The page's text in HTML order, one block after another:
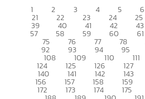
1 2 3 4 5 6
21 22 23 24 25
39 40 41 42 43
57 58 59 60 61
75 76 77 78
92 93 94 95
108 109 110 111
124 125 126 127
140 141 142 143
156 157 158 159
172 173 174 175